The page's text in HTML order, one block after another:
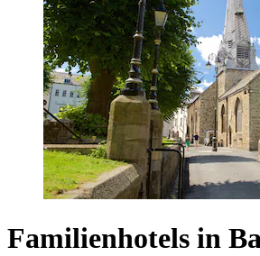
Familienhotels in